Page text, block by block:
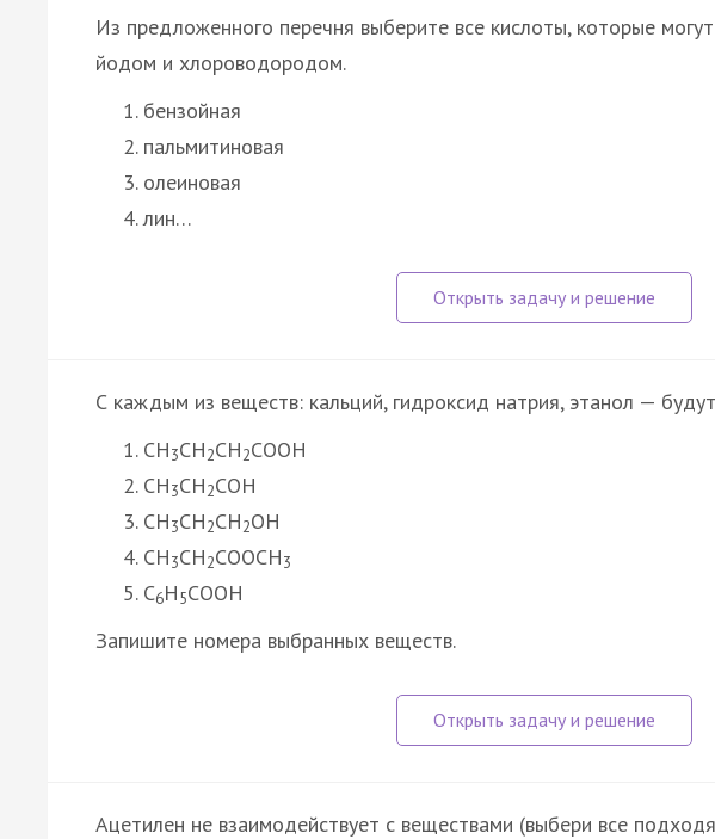
Из предложенного перечня выберите все кислоты, которые
йодом и хлороводородом.
бензойная
пальмитиновая
олеиновая
лин…
С каждым из веществ: кальций, гидроксид натрия, этанол —
CH3CH2CH2COOH
CH3CH2COH
CH3CH2CH2OH
CH3CH2COOCH3
C6H5COOH
Запишите номера выбранных веществ.
Ацетилен не взаимодействует с веществами (выбери все